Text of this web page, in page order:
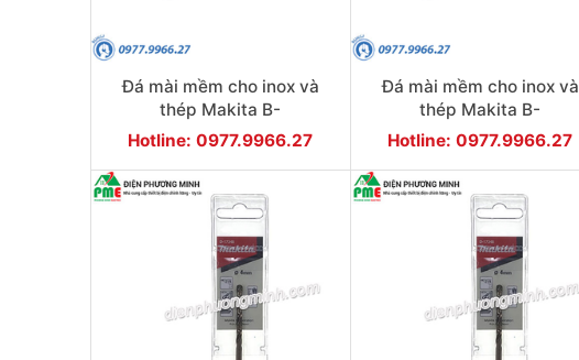
Đá mài mềm cho inox và
thép Makita B-
18493 (100mm)
Hotline: 0977.9966.27
Đá mài mềm cho inox và
thép Makita B-
18487 (100mm)
Hotline: 0977.9966.27